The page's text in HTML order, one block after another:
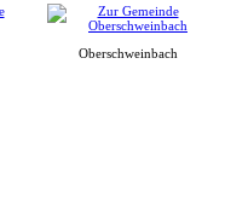
Oberschweinbach